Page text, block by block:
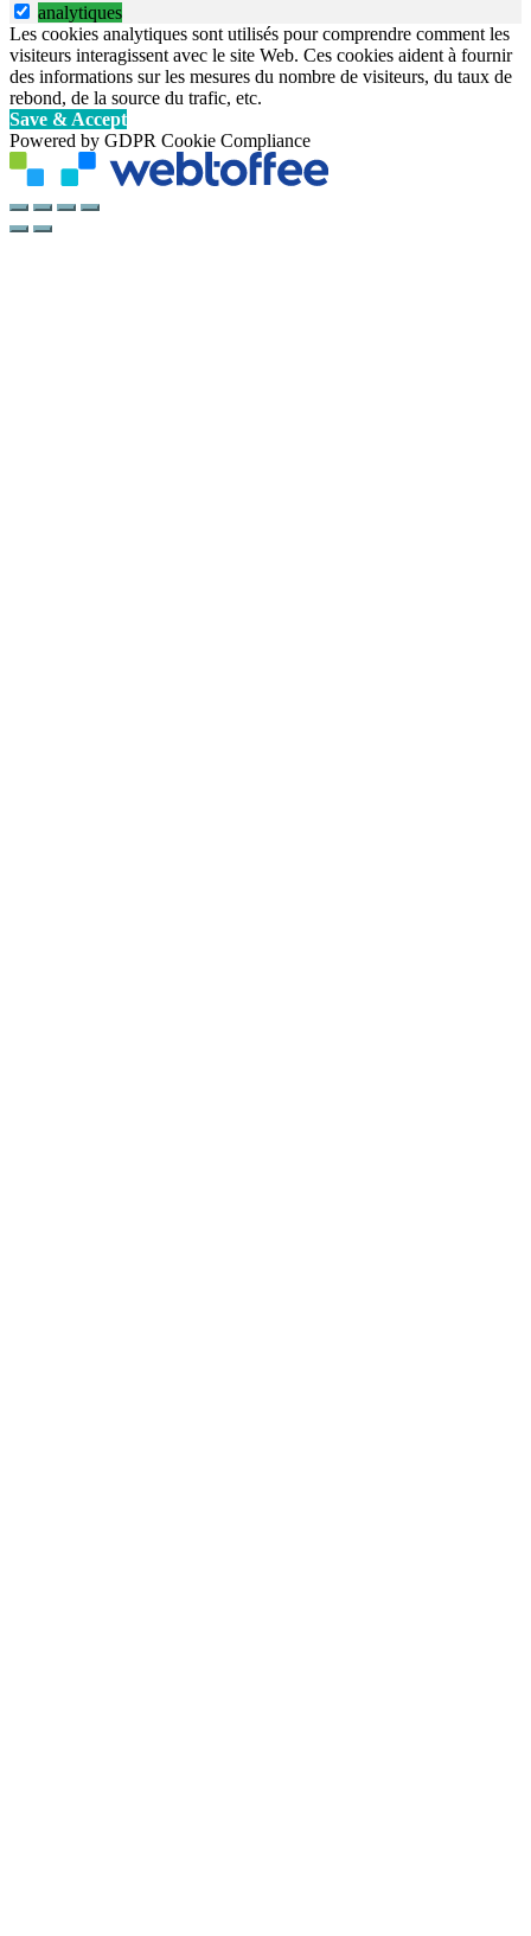
analytiques
Les cookies analytiques sont utilisés pour comprendre comment les
visiteurs interagissent avec le site Web. Ces cookies aident à fournir
des informations sur les mesures du nombre de visiteurs, du taux de
rebond, de la source du trafic, etc.
Save & Accept
Powered by GDPR Cookie Compliance